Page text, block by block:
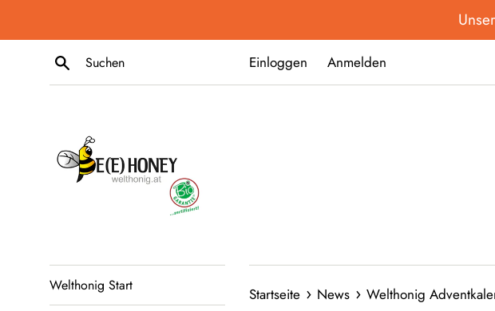
zum
Suchen
Einloggen Anmelden
Welthonig Start Startseite › News › Welthonig